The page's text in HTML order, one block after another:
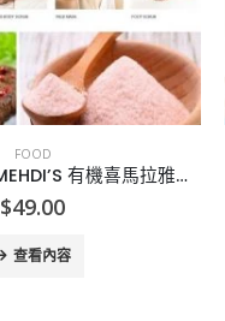
FOOD
[A005291]澳洲MEHDI’S 有機喜馬拉雅山粉紅鹽
$49.00
查看內容